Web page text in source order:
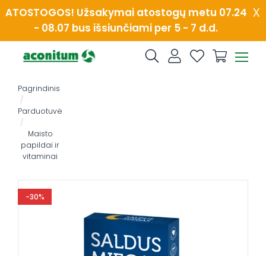
Skip
to
x
ATOSTOGOS! Užsakymai atostogų metu 07.24
- 08.07 bus išsiunčiami per 5 - 7 d.d.
Pagrindinis
/
Parduotuvė
/
Maisto
papildai ir
vitaminai
-30%